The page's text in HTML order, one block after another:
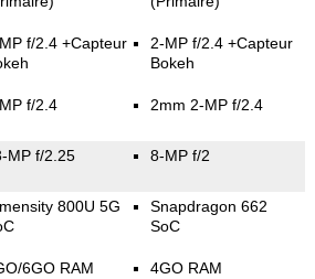
f/2.4 +Capteur
f/2.4
2-MP f/2.4 +Capteur
Bokeh
2mm 2-MP f/2.4
MP f/2.25 8-MP f/2
800U 5G
6GO RAM
Snapdragon 662
SoC
4GO RAM